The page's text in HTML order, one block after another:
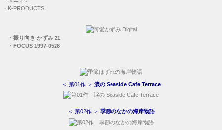
・ K-PRODUCTS
・ 振り向き かずみ 21
・ FOCUS 1997-0528
＜ 第01作 ＞ 涙の Seaside Cafe Terrace
＜ 第02作 ＞ 季節のなかの海岸物語